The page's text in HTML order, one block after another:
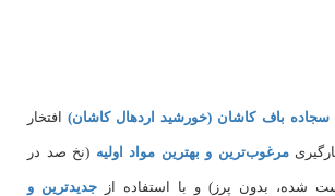
باف کاشان (خورشید اردهال کاشان) افتخار
مرغوب‌ترین و بهترین مواد اولیه (نخ صد در
شده، بدون پرز) و با استفاده از جدیدترین و